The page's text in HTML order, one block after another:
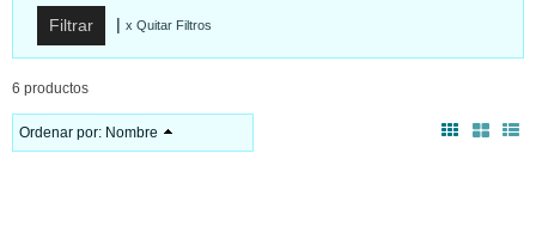
| x Quitar Filtros
6 productos
Ordenar por: Nombre